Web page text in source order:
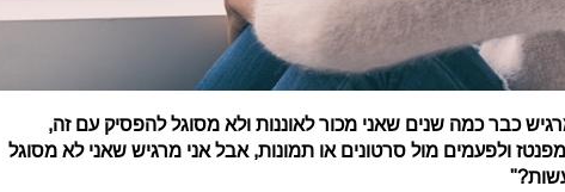
כבר כמה שנים שאני מכור לאוננות ולא מסוגל להפסיק עם זה,
ולפעמים מול סרטונים או תמונות, אבל אני מרגיש שאני לא מסוגל